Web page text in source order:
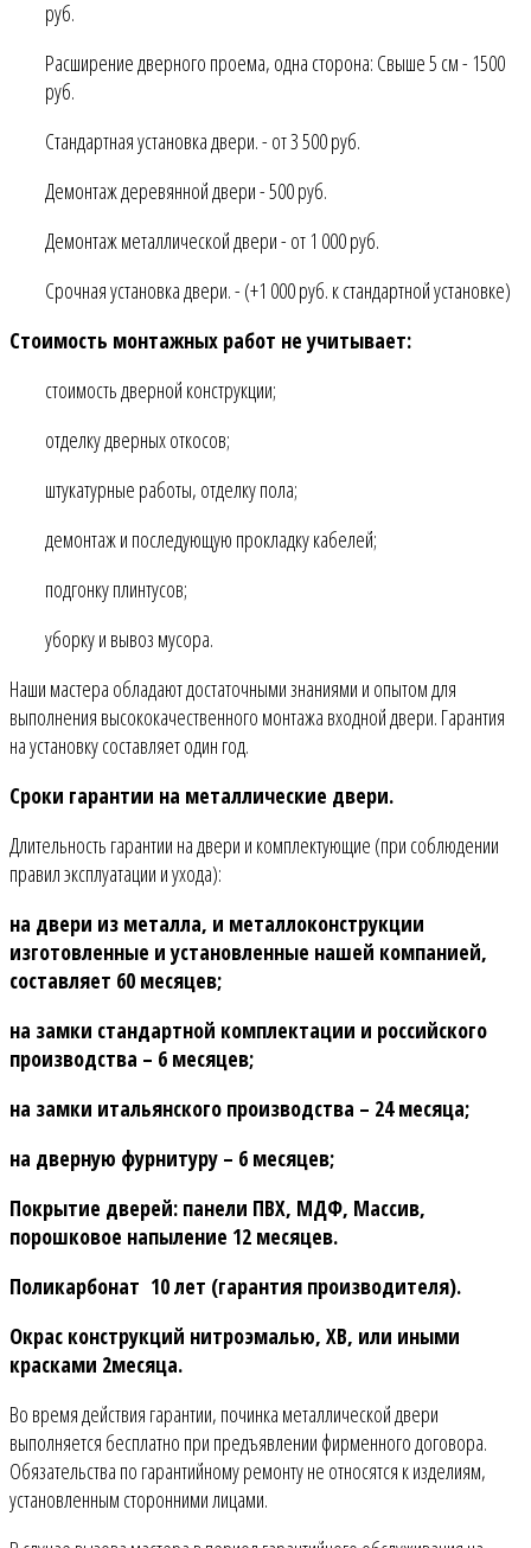
руб.
Расширение дверного проема, одна сторона: Свыше 5 см - 1500
руб.
Стандартная установка двери. - от 3 500 руб.
Демонтаж деревянной двери - 500 руб.
Демонтаж металлической двери - от 1 000 руб.
Срочная установка двери. - (+1 000 руб. к стандартной установке)
Стоимость монтажных работ не учитывает:
стоимость дверной конструкции;
отделку дверных откосов;
штукатурные работы, отделку пола;
демонтаж и последующую прокладку кабелей;
подгонку плинтусов;
уборку и вывоз мусора.
Наши мастера обладают достаточными знаниями и опытом для
выполнения высококачественного монтажа входной двери. Гарантия
на установку составляет один год.
Сроки гарантии на металлические двери.
Длительность гарантии на двери и комплектующие (при соблюдении
правил эксплуатации и ухода):
на двери из металла, и металлоконструкции
изготовленные и установленные нашей компанией,
составляет 60 месяцев;
на замки стандартной комплектации и российского
производства – 6 месяцев;
на замки итальянского производства – 24 месяца;
на дверную фурнитуру – 6 месяцев;
Покрытие дверей: панели ПВХ, МДФ, Массив,
порошковое напыление 12 месяцев.
Поликарбонат 10 лет (гарантия производителя).
Окрас конструкций нитроэмалью, ХВ, или иными
красками 2месяца.
Во время действия гарантии, починка металлической двери
выполняется бесплатно при предъявлении фирменного договора.
Обязательства по гарантийному ремонту не относятся к изделиям,
установленным сторонними лицами.